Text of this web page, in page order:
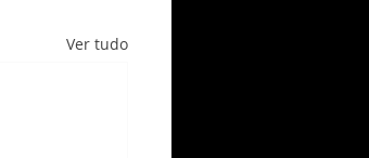
Ver tudo